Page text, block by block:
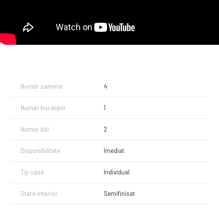
cheie" este minimă, atât din punct de vedere financiar, cât și de timp.
Nu ratați această oportunitate de a vă achiziționa căminul visurilor!
Număr camere 4
Număr bucătării 1
Număr băi 2
Disponibilitate Imediat
Tip casă Individual
Stare interior Semifinisat